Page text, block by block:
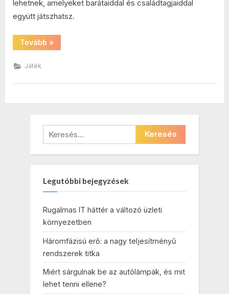
lehetnek, amelyeket barátaiddal és családtagjaiddal
együtt játszhatsz.
Tovább “Különböző
játékok
»
Játék
Keresés:
Legutóbbi bejegyzések
Rugalmas IT háttér a változó üzleti
környezetben
Háromfázisú erő: a nagy teljesítményű
rendszerek titka
Miért sárgulnak be az autólámpák, és mit
lehet tenni ellene?